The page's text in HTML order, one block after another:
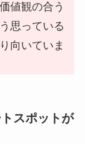
値観の合う
思っている
向いていま
スポットが